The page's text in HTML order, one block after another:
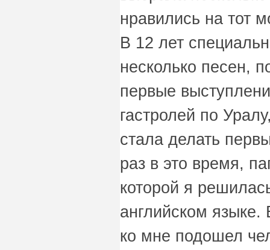
нравились на тот
В 12 лет
несколько песен,
первые
гастролей по
стала делать
раз в это время,
которой я
английском языке.
ко мне подошел